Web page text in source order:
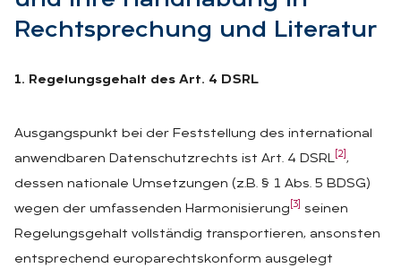
Recht­spre­chung und Li­te­ra­tur
1. Regelungsgehalt des Art. 4 DSRL
Ausgangspunkt bei der Feststellung des international
anwendbaren Datenschutzrechts ist Art. 4 DSRL [2] ,
dessen nationale Umsetzungen (z.B. § 1 Abs. 5 BDSG)
wegen der umfassenden Harmonisierung [3]
seinen
Regelungsgehalt vollständig transportieren, ansonsten
entsprechend europarechtskonform ausgelegt